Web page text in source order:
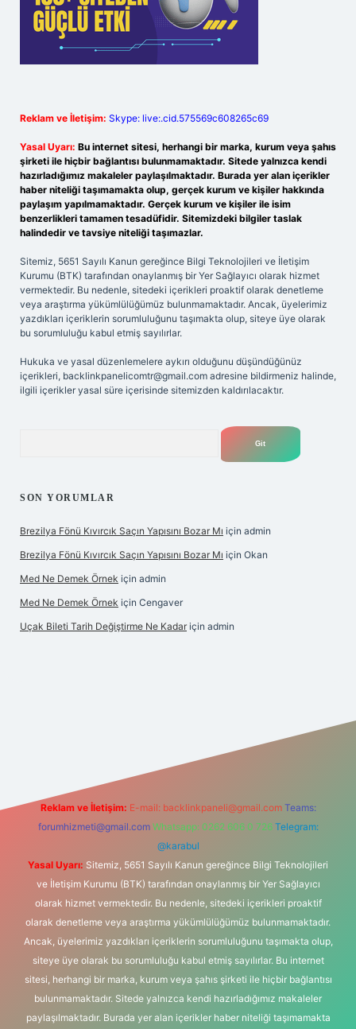
Reklam ve İletişim: Skype: live:.cid.575569c608265c69
Yasal Uyarı: Bu internet sitesi, herhangi bir marka, kurum veya şahıs
şirketi ile hiçbir bağlantısı bulunmamaktadır. Sitede yalnızca kendi
hazırladığımız makaleler paylaşılmaktadır. Burada yer alan içerikler
haber niteliği taşımamakta olup, gerçek kurum ve kişiler hakkında
paylaşım yapılmamaktadır. Gerçek kurum ve kişiler ile isim
benzerlikleri tamamen tesadüfidir. Sitemizdeki bilgiler taslak
halindedir ve tavsiye niteliği taşımazlar.
Sitemiz, 5651 Sayılı Kanun gereğince Bilgi Teknolojileri ve İletişim
Kurumu (BTK) tarafından onaylanmış bir Yer Sağlayıcı olarak hizmet
vermektedir. Bu nedenle, sitedeki içerikleri proaktif olarak denetleme
veya araştırma yükümlülüğümüz bulunmamaktadır. Ancak, üyelerimiz
yazdıkları içeriklerin sorumluluğunu taşımakta olup, siteye üye olarak
bu sorumluluğu kabul etmiş sayılırlar.
Hukuka ve yasal düzenlemelere aykırı olduğunu düşündüğünüz
içerikleri, backlinkpanelicomtr@gmail.com adresine bildirmeniz halinde,
ilgili içerikler yasal süre içerisinde sitemizden kaldırılacaktır.
SON YORUMLAR
Brezilya Fönü Kıvırcık Saçın Yapısını Bozar Mı için admin
Brezilya Fönü Kıvırcık Saçın Yapısını Bozar Mı için Okan
Med Ne Demek Örnek için admin
Med Ne Demek Örnek için Cengaver
Uçak Bileti Tarih Değiştirme Ne Kadar için admin
Reklam ve İletişim: E-mail: backlinkpaneli@gmail.com Teams:
forumhizmeti@gmail.com Whatsapp: 0262 606 0 726 Telegram:
@karabul
Yasal Uyarı: Sitemiz, 5651 Sayılı Kanun gereğince Bilgi Teknolojileri
ve İletişim Kurumu (BTK) tarafından onaylanmış bir Yer Sağlayıcı
olarak hizmet vermektedir. Bu nedenle, sitedeki içerikleri proaktif
olarak denetleme veya araştırma yükümlülüğümüz bulunmamaktadır.
Ancak, üyelerimiz yazdıkları içeriklerin sorumluluğunu taşımakta olup,
siteye üye olarak bu sorumluluğu kabul etmiş sayılırlar. Bu internet
sitesi, herhangi bir marka, kurum veya şahıs şirketi ile hiçbir bağlantısı
bulunmamaktadır. Sitede yalnızca kendi hazırladığımız makaleler
paylaşılmaktadır. Burada yer alan içerikler haber niteliği taşımamakta